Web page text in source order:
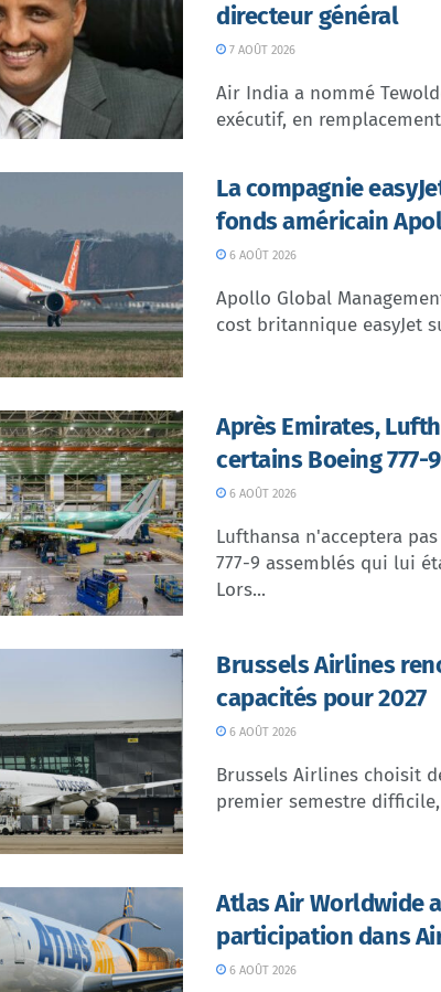
directeur général
7 AOÛT 2026
Air India a nommé
exécutif, en
La compagnie
fonds américain
6 AOÛT 2026
Apollo Global
cost britannique easyJet
Après Emirates,
certains Boeing 777-
6 AOÛT 2026
Lufthansa n'acceptera
777-9 assemblés qui lui
Lors...
Brussels Airlines
capacités pour 2027
6 AOÛT 2026
Brussels Airlines choisit
premier semestre
Atlas Air Worldwide
participation dans
6 AOÛT 2026